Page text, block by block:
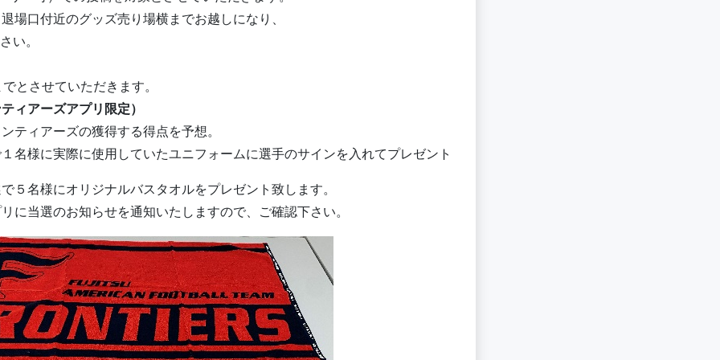
場口付近のグッズ売り場横までお越しになり、
い。
とさせていただきます。
ィアーズアプリ限定）
ティアーズの獲得する得点を予想。
名様に実際に使用していたユニフォームに選手のサインを入れてプレゼント
５名様にオリジナルバスタオルをプレゼント致します。
に当選のお知らせを通知いたしますので、ご確認下さい。